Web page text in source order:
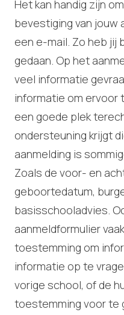
Het kan handig zijn
bevestiging van jouw
een e-mail. Zo heb jij
gedaan. Op het
veel informatie
informatie om ervoor
een goede plek
ondersteuning krijgt
aanmelding is
Zoals de voor- en
geboortedatum,
basisschooladvies.
aanmeldformulier
toestemming om
informatie op te
vorige school, of de
toestemming voor te